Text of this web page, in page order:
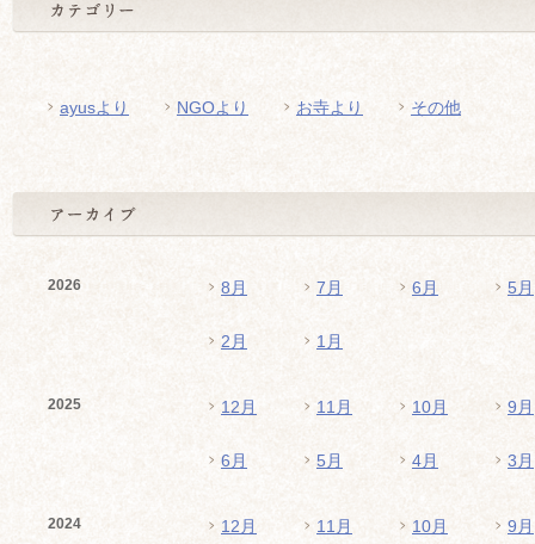
ayusより NGOより お寺より その他
2026 8月 7月 6月 5月
2月 1月
2025 12月 11月 10月 9月
6月 5月 4月 3月
2024 12月 11月 10月 9月